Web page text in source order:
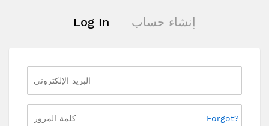
Log In إنشاء حساب
Forgot?